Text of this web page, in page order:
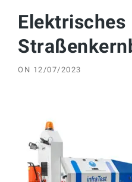
Elektrisches
ON 12/07/2023